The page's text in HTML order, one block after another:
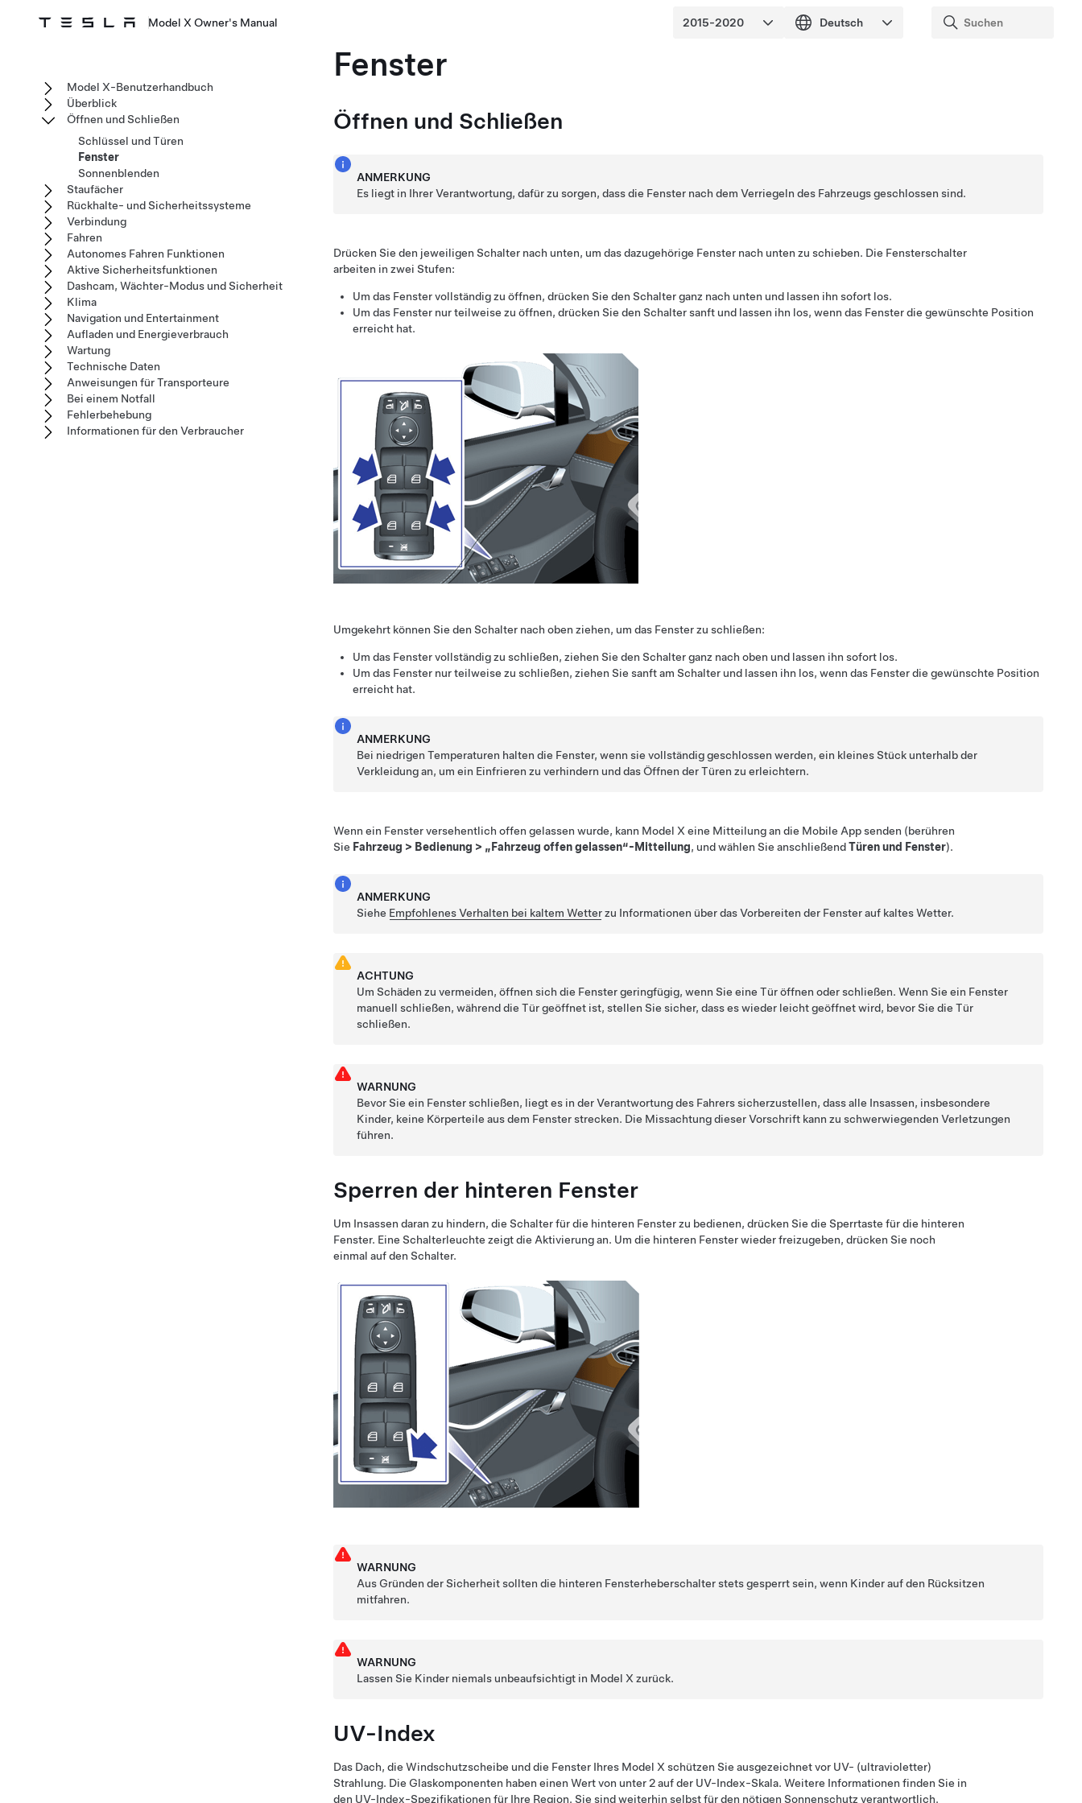
Model X Owner's Manual
Fenster
Öffnen und Schließen
ANMERKUNG
Es liegt in Ihrer Verantwortung, dafür zu sorgen, dass die Fenster nach dem Verriegeln des Fahrzeugs geschlossen sind.
Drücken Sie den jeweiligen Schalter nach unten, um das dazugehörige Fenster nach unten zu schieben. Die Fensterschalter
arbeiten in zwei Stufen:
Um das Fenster vollständig zu öffnen, drücken Sie den Schalter ganz nach unten und lassen ihn sofort los.
Um das Fenster nur teilweise zu öffnen, drücken Sie den Schalter sanft und lassen ihn los, wenn das Fenster die gewünschte Position
erreicht hat.
Umgekehrt können Sie den Schalter nach oben ziehen, um das Fenster zu schließen:
Um das Fenster vollständig zu schließen, ziehen Sie den Schalter ganz nach oben und lassen ihn sofort los.
Um das Fenster nur teilweise zu schließen, ziehen Sie sanft am Schalter und lassen ihn los, wenn das Fenster die gewünschte Position
erreicht hat.
ANMERKUNG
Bei niedrigen Temperaturen halten die Fenster, wenn sie vollständig geschlossen werden, ein kleines Stück unterhalb der
Verkleidung an, um ein Einfrieren zu verhindern und das Öffnen der Türen zu erleichtern.
Wenn ein Fenster versehentlich offen gelassen wurde, kann Model X eine Mitteilung an die Mobile App senden (berühren
Sie Fahrzeug > Bedienung > „Fahrzeug offen gelassen“-Mitteilung, und wählen Sie anschließendTüren und Fenster).
ANMERKUNG
Siehe Empfohlenes Verhalten bei kaltem Wetterzu Informationen über das Vorbereiten der Fenster auf kaltes Wetter.
ACHTUNG
Um Schäden zu vermeiden, öffnen sich die Fenster geringfügig, wenn Sie eine Tür öffnen oder schließen. Wenn Sie ein Fenster
manuell schließen, während die Tür geöffnet ist, stellen Sie sicher, dass es wieder leicht geöffnet wird, bevor Sie die Tür
schließen.
WARNUNG
Bevor Sie ein Fenster schließen, liegt es in der Verantwortung des Fahrers sicherzustellen, dass alle Insassen, insbesondere
Kinder, keine Körperteile aus dem Fenster strecken. Die Missachtung dieser Vorschrift kann zu schwerwiegenden Verletzungen
führen.
Sperren der hinteren Fenster
Um Insassen daran zu hindern, die Schalter für die hinteren Fenster zu bedienen, drücken Sie die Sperrtaste für die hinteren
Fenster. Eine Schalterleuchte zeigt die Aktivierung an. Um die hinteren Fenster wieder freizugeben, drücken Sie noch
einmal auf den Schalter.
WARNUNG
Aus Gründen der Sicherheit sollten die hinteren Fensterheberschalter stets gesperrt sein, wenn Kinder auf den Rücksitzen
mitfahren.
WARNUNG
Lassen Sie Kinder niemals unbeaufsichtigt in Model X zurück.
UV-Index
Das Dach, die Windschutzscheibe und die Fenster Ihres Model X schützen Sie ausgezeichnet vor UV- (ultravioletter)
Strahlung. Die Glaskomponenten haben einen Wert von unter 2 auf der UV-Index-Skala. Weitere Informationen finden Sie in
den UV-Index-Spezifikationen für Ihre Region. Sie sind weiterhin selbst für den nötigen Sonnenschutz verantwortlich.
Model X-Benutzerhandbuch
Überblick
Öffnen und Schließen
Schlüssel und Türen
Fenster
Sonnenblenden
Staufächer
Rückhalte- und Sicherheitssysteme
Verbindung
Fahren
Autonomes Fahren Funktionen
Aktive Sicherheitsfunktionen
Dashcam, Wächter-Modus und Sicherheit
Klima
Navigation und Entertainment
Aufladen und Energieverbrauch
Wartung
Technische Daten
Anweisungen für Transporteure
Bei einem Notfall
Fehlerbehebung
Informationen für den Verbraucher